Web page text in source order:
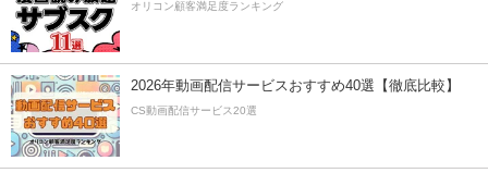
オリコン顧客満足度ランキング
2026年動画配信サービスおすすめ40選【徹底比較】
CS動画配信サービス20選